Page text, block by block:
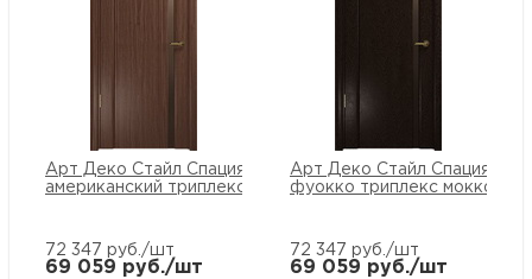
Арт Деко Стайл Спация-1 орех
американский триплекс мокко
72 347 руб./шт
69 059 руб./шт
Арт Деко Стайл Спация-1
фуокко триплекс мокко
72 347 руб./шт
69 059 руб./шт